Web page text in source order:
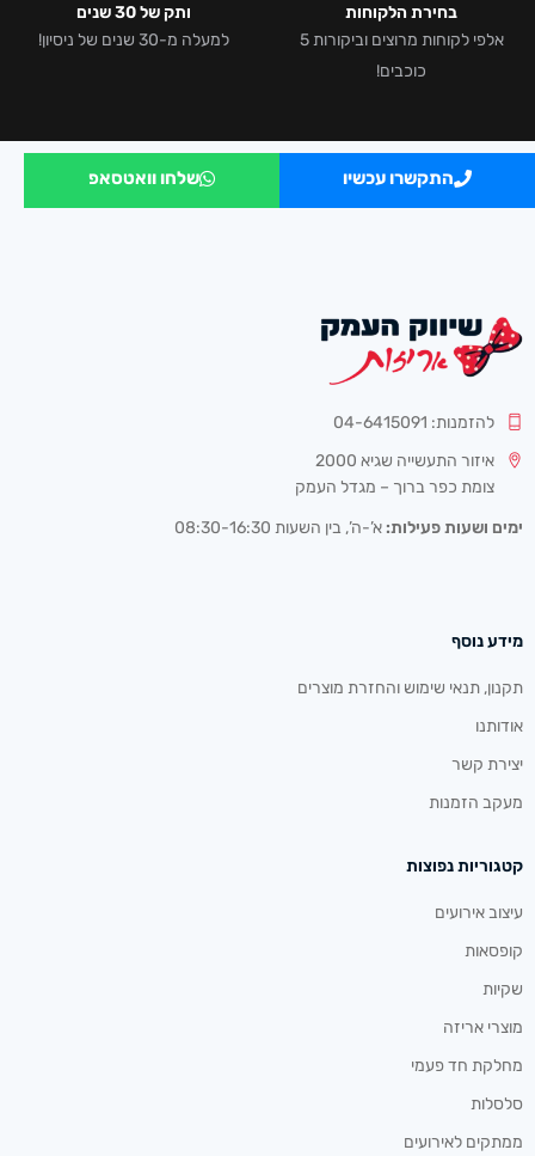
בחירת הלקוחות
אלפי לקוחות מרוצים וביקורות 5
כוכבים!
ותק של 30 שנים
למעלה מ-30 שנים של ניסיון!
התקשרו עכשיו שלחו וואטסאפ
להזמנות: 04-6415091
איזור התעשייה שגיא 2000
צומת כפר ברוך – מגדל העמק
ימים ושעות פעילות: א’-ה’, בין השעות 08:30-16:30
מידע נוסף
תקנון, תנאי שימוש והחזרת מוצרים
אודותנו
יצירת קשר
מעקב הזמנות
קטגוריות נפוצות
עיצוב אירועים
קופסאות
שקיות
מוצרי אריזה
מחלקת חד פעמי
סלסלות
ממתקים לאירועים